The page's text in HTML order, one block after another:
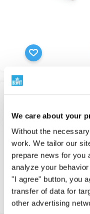
We care about your
Without the
work. We tailor our
prepare news for you
analyze your
"I agree" button, you
transfer of data for
other advertising